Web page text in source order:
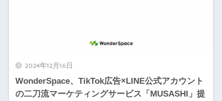
2024年12月16日
WonderSpace、TikTok広告×LINE公式アカウント
の二刀流マーケティングサービス「MUSASHI」提